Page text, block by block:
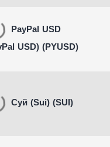
PayPal USD
USD) (PYUSD)
Суй (Sui) (SUI)